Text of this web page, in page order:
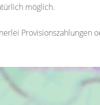
möglich.
Provisionszahlungen